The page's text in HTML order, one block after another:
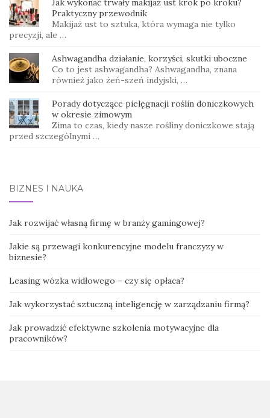
Jak wykonać trwały makijaż ust krok po kroku?
Praktyczny przewodnik
Makijaż ust to sztuka, która wymaga nie tylko
precyzji, ale …
Ashwagandha działanie, korzyści, skutki uboczne
Co to jest ashwagandha? Ashwagandha, znana
również jako żeń-szeń indyjski, …
Porady dotyczące pielęgnacji roślin doniczkowych
w okresie zimowym
Zima to czas, kiedy nasze rośliny doniczkowe stają
przed szczególnymi …
BIZNES I NAUKA
Jak rozwijać własną firmę w branży gamingowej?
Jakie są przewagi konkurencyjne modelu franczyzy w
biznesie?
Leasing wózka widłowego – czy się opłaca?
Jak wykorzystać sztuczną inteligencję w zarządzaniu firmą?
Jak prowadzić efektywne szkolenia motywacyjne dla
pracowników?